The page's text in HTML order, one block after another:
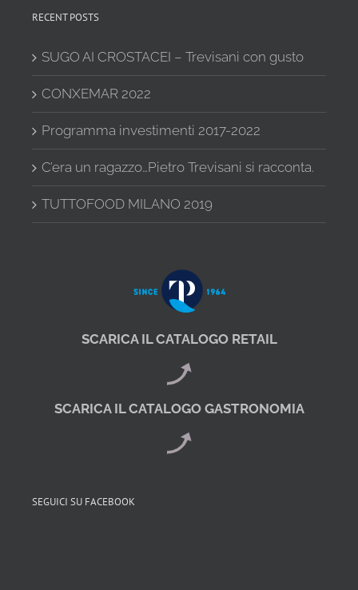
RECENT POSTS
SUGO AI CROSTACEI – Trevisani con gusto
CONXEMAR 2022
Programma investimenti 2017-2022
C’era un ragazzo…Pietro Trevisani si racconta.
TUTTOFOOD MILANO 2019
SCARICA IL CATALOGO RETAIL
SCARICA IL CATALOGO GASTRONOMIA
SEGUICI SU FACEBOOK